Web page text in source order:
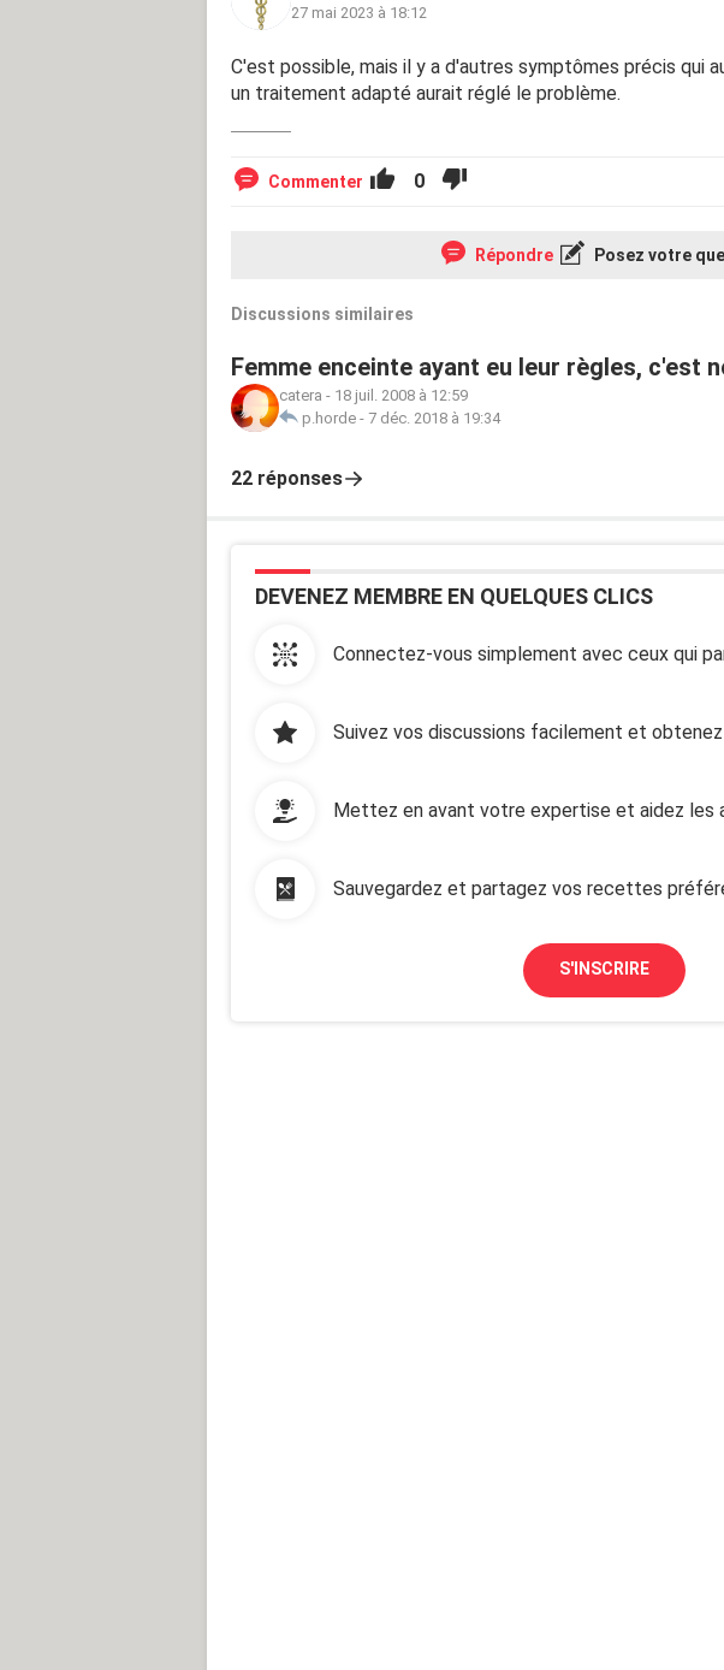
27 mai 2023 à 18:12
C'est possible, mais il y a d'autres symptômes précis qui
un traitement adapté aurait réglé le problème.
Commenter 0
Répondre Posez votre
Discussions similaires
Femme enceinte ayant eu leur règles, c'est
catera - 18 juil. 2008 à 12:59
p.horde - 7 déc. 2018 à 19:34
22 réponses
DEVENEZ MEMBRE EN QUELQUES CLICS
Connectez-vous simplement avec ceux qui
Suivez vos discussions facilement et
Mettez en avant votre expertise et aidez les
Sauvegardez et partagez vos recettes
S'INSCRIRE